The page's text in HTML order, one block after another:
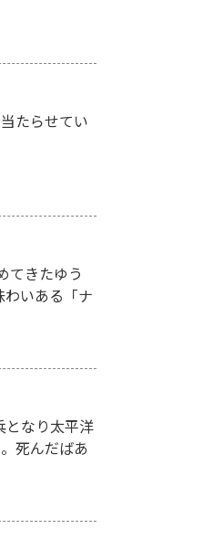
たらせてい
てきたゆう
わいある「ナ
となり太平洋
死んだばあ